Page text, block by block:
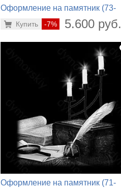
Оформление на памятник (73-
-7% 5.600 руб.
Купить
Оформление на памятник (71-